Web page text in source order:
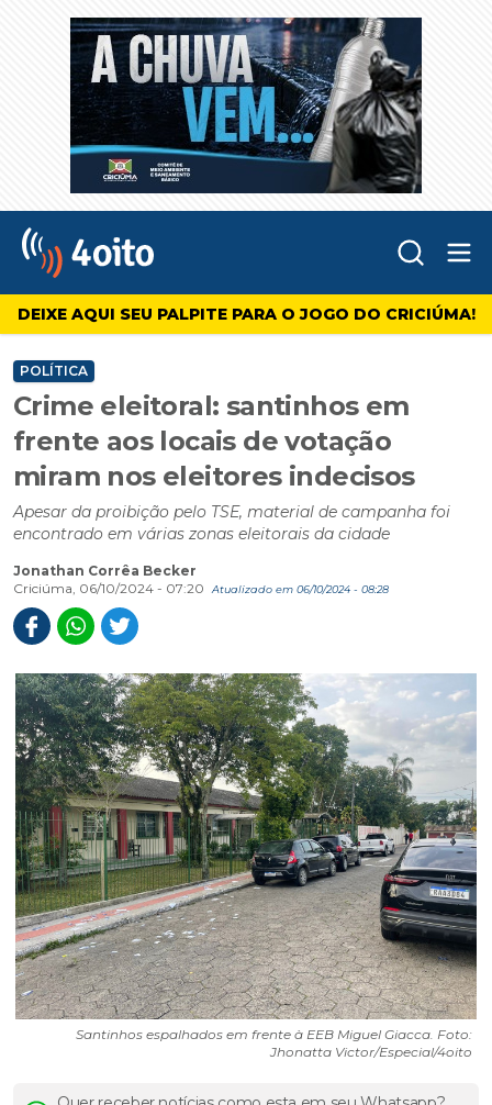
4oito
DEIXE AQUI SEU PALPITE PARA O JOGO DO CRICIÚMA!
POLÍTICA
Crime eleitoral: santinhos em
frente aos locais de votação
miram nos eleitores indecisos
Apesar da proibição pelo TSE, material de campanha foi
encontrado em várias zonas eleitorais da cidade
Jonathan Corrêa Becker
Criciúma, 06/10/2024 - 07:20
Atualizado em 06/10/2024 - 08:28
Santinhos espalhados em frente à EEB Miguel Giacca. Foto:
Jhonatta Victor/Especial/4oito